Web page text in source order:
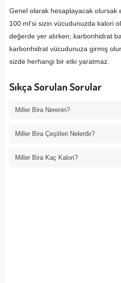
Genel olarak hesaplayacak olursak
100 ml’si sizin vücudunuzda kalori
değerde yer alırken; karbonhidrat
karbonhidrat vücudunuza girmiş
sizde herhangi bir etki yaratmaz.
Sıkça Sorulan Sorular
Miller Bira Nerenin?
Miller Bira Çeşitleri Nelerdir?
Miller Bira Kaç Kalori?